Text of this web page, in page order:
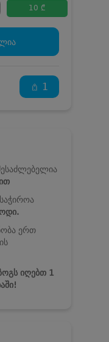
10 ₾
1
ერთ
იღებთ 1